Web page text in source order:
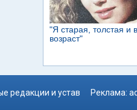
редакции и устав Реклама: